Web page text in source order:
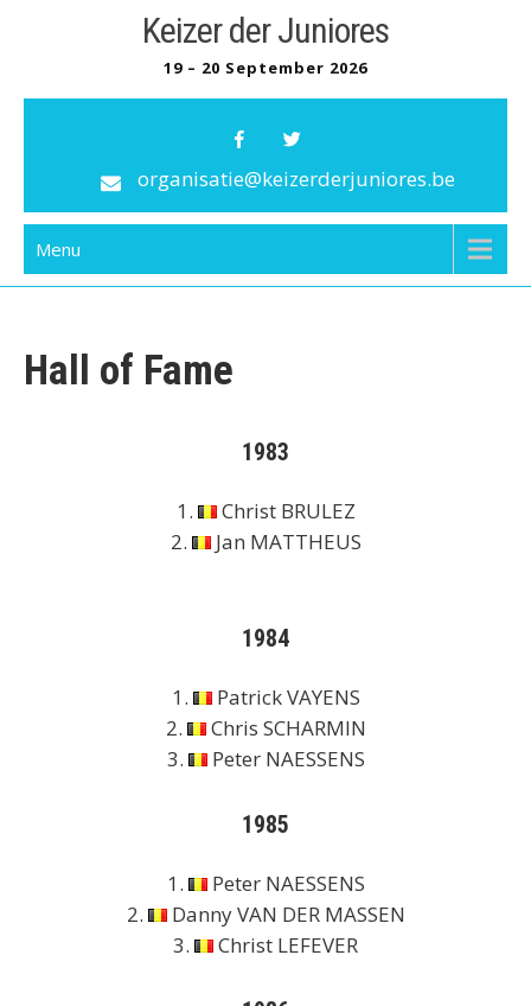
Keizer der Juniores
19 – 20 September 2026
organisatie@keizerderjuniores.be
Menu
Hall of Fame
1983
1.
Christ BRULEZ
2.
Jan MATTHEUS
1984
1.
Patrick VAYENS
2.
Chris SCHARMIN
3.
Peter NAESSENS
1985
1.
Peter NAESSENS
2.
Danny VAN DER MASSEN
3.
Christ LEFEVER